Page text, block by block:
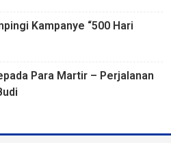
Kampanye “500 Hari
Para Martir – Perjalanan